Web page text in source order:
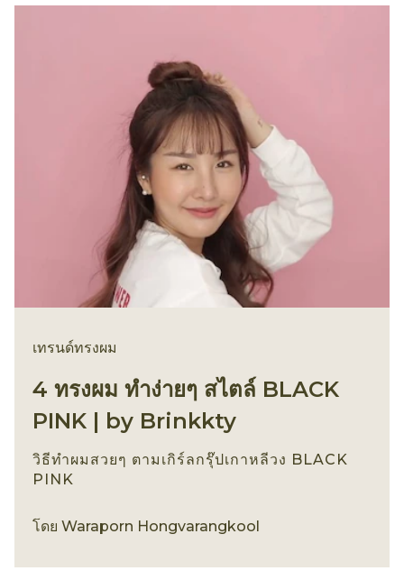
เทรนด์ทรงผม
4 ทรงผม ทำง่ายๆ สไตล์ BLACK
PINK | by Brinkkty
วิธีทำผมสวยๆ ตามเกิร์ลกรุ๊ปเกาหลีวง BLACK
PINK
โดย Waraporn Hongvarangkool